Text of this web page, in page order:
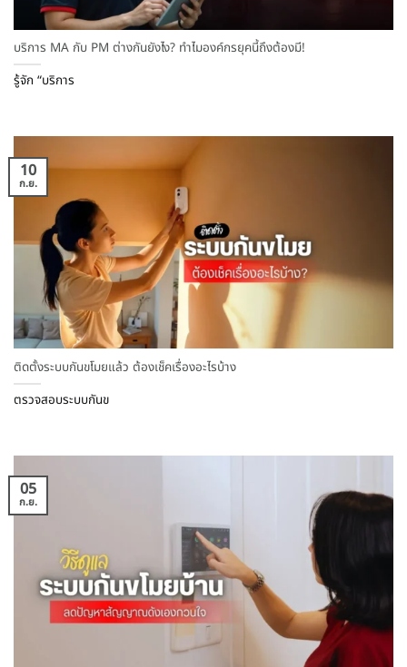
บริการ MA กับ PM ต่างกันยังไง? ทำไมองค์กรยุคนี้ถึงต้องมี!
รู้จัก “บริการ
ติดตั้งระบบกันขโมยแล้ว ต้องเช็คเรื่องอะไรบ้าง
ตรวจสอบระบบกันข
10
ก.ย.
05
ก.ย.